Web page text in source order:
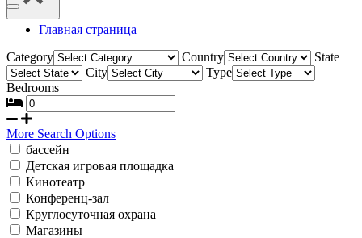
Меню
навигацииГлавная страница
Category
Country
State
City
Type
Bedrooms
More Search Options
бассейн
Детская игровая площадка
Кинотеатр
Конференц-зал
Круглосуточная охрана
Магазины